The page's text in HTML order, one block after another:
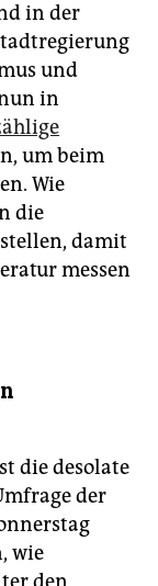
in der
und
in
um beim
Wie
die
damit
messen
die desolate
der
wie